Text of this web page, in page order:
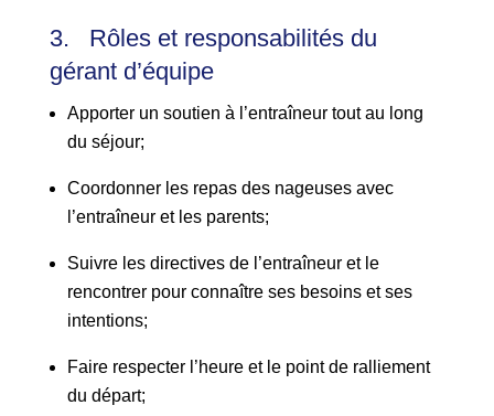
3. Rôles et responsabilités du
gérant d’équipe
Apporter un soutien à l’entraîneur tout au long
du séjour;
Coordonner les repas des nageuses avec
l’entraîneur et les parents;
Suivre les directives de l’entraîneur et le
rencontrer pour connaître ses besoins et ses
intentions;
Faire respecter l’heure et le point de ralliement
du départ;